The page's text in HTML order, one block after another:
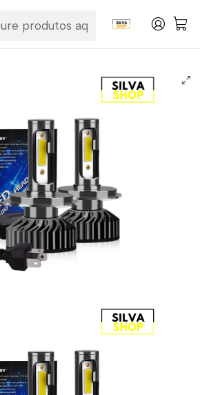
Lâmpadas Lâmpadas LED H4 Canbus